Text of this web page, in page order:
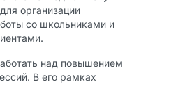
организации
со школьниками и
над повышением
В его рамках